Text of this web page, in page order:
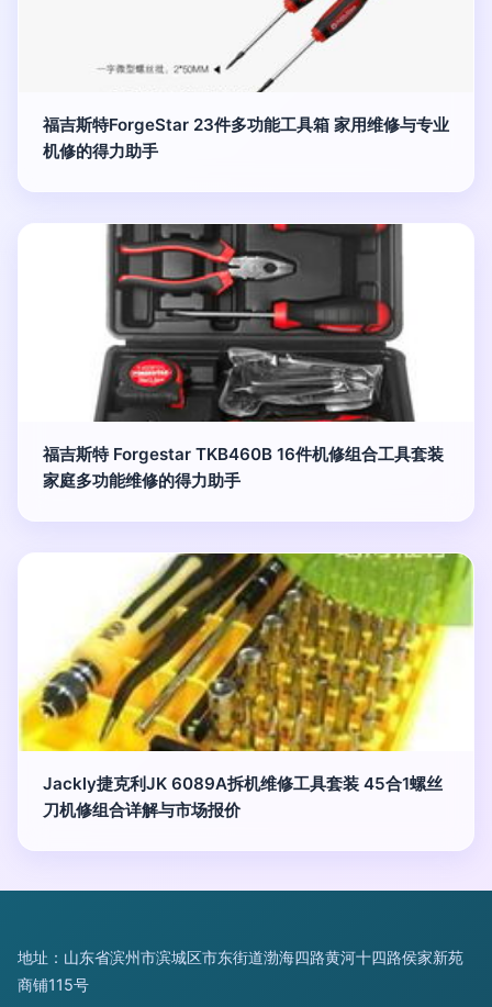
福吉斯特ForgeStar 23件多功能工具箱 家用维修与专业
机修的得力助手
福吉斯特 Forgestar TKB460B 16件机修组合工具套装
家庭多功能维修的得力助手
Jackly捷克利JK 6089A拆机维修工具套装 45合1螺丝
刀机修组合详解与市场报价
地址：山东省滨州市滨城区市东街道渤海四路黄河十四路侯家新苑
商铺115号